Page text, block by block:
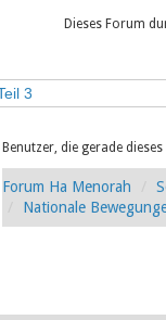
Dieses Forum
Benutzer, die gerade
Forum Ha Menorah
Nationale